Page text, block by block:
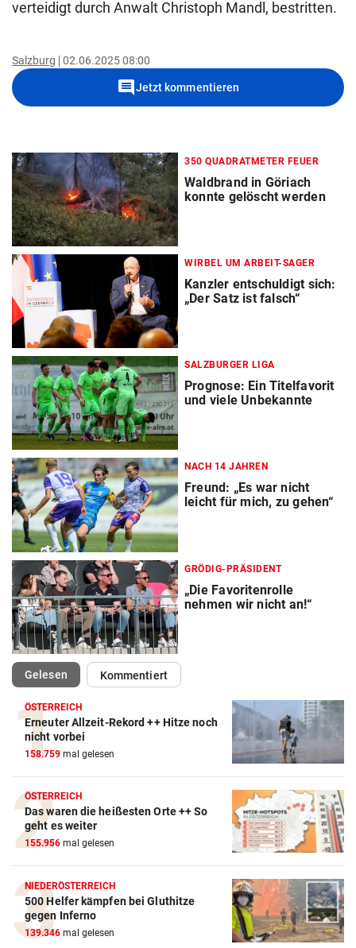
verteidigt durch Anwalt Christoph Mandl, bestritten.
Salzburg 02.06.2025 08:00
commentJetzt kommentieren
350 QUADRATMETER FEUER
Waldbrand in Göriach
konnte gelöscht werden
WIRBEL UM ARBEIT-SAGER
Kanzler entschuldigt sich:
„Der Satz ist falsch“
SALZBURGER LIGA
Prognose: Ein Titelfavorit
und viele Unbekannte
NACH 14 JAHREN
Freund: „Es war nicht
leicht für mich, zu gehen“
GRÖDIG-PRÄSIDENT
„Die Favoritenrolle
nehmen wir nicht an!“
Gelesen(ausgewählt)Kommentiert
ÖSTERREICH
Erneuter Allzeit-Rekord ++ Hitze noch
nicht vorbei
158.759 mal gelesen
ÖSTERREICH
Das waren die heißesten Orte ++ So
geht es weiter
155.956 mal gelesen
NIEDERÖSTERREICH
500 Helfer kämpfen bei Gluthitze
gegen Inferno
139.346 mal gelesen